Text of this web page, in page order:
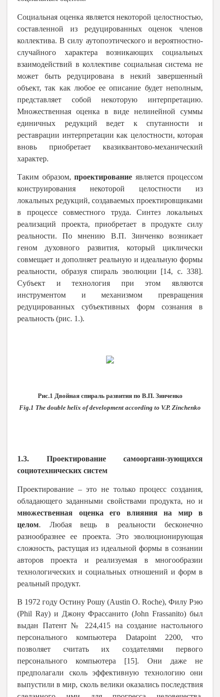
Социальная оценка является некоторой целостностью,
составленной из редуцированных оценок членов
коллектива. В силу аутопоэтического и вероятностно-
случайного характера возникающих социальных
взаимодействий в коллективе социальная система не
может быть редуцирована в некий завершенный
объект, так как любое ее описание будет неполным,
представляет собой некоторую интерпретацию.
Множественная оценка в виде нелинейной суммы
единичных редукций ведет к спутанности и
реставрации интерпретации как целостности, которая
вновь приобретает квазиквантово-механический
характер.
Таким образом, проектирование является процессом
конструирования некоторой целостности из
локальных редукций, создаваемых проектировщиками
в процессе совместного труда. Синтез локальных
реализаций проекта, приобретает в продукте силу
реальности. По мнению В.П. Зинченко возникает
геном духовного развития, который циклически
совмещает и дополняет реальную и идеальную формы
реальности, образуя спираль эволюции [14, c. 338].
Субъект и технология при этом являются
инструментом и механизмом превращения
редуцированных субъективных форм сознания в
реальность (рис. 1.).
Рис.1 Двойная спираль развития по В.П. Зинченко
Fig.1 The double helix of development according to V.P. Zinchenko
1.3. Проектирование самооргани-зующихся
социотехнических систем
Проектирование – это не только процесс создания,
обладающего заданными свойствами продукта, но и
множественная оценка его влияния на мир в
целом. Любая вещь в реальности бесконечно
разнообразнее ее проекта. Это эволюционирующая
сложность, растущая из идеальной формы в сознании
авторов проекта и реализуемая в многообразии
технологических и социальных отношений и форм в
реальный продукт.
В 1972 году Остину Рошу (Austin O. Roche), Филу Рэю
(Phil Ray) и Джону Фрассанито (John Frassanito) был
выдан Патент № 224,415 на создание настольного
персонального компьютера Datapoint 2200, что
позволяет считать их создателями первого
персонального компьютера [15]. Они даже не
предполагали сколь эффективную технологию они
выпустили в мир, сколь велики оказались последствия